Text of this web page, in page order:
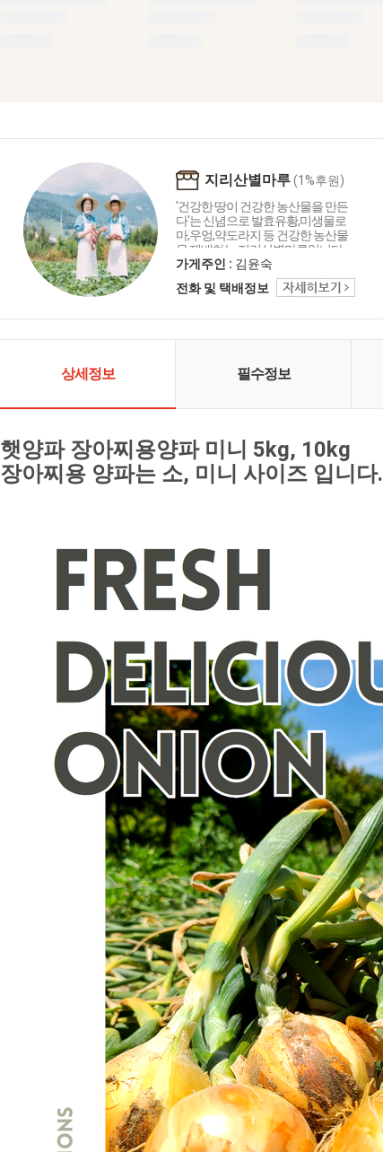
지리산별마루(1%후원)
'건강한 땅이 건강한 농산물을 만든
다'는 신념으로 발효유황,미생물로
마,우엉,약도라지 등 건강한 농산물
을 재배하는 지리산별마루입니다.
가게주인 : 김윤숙
전화 및 택배정보
상세정보 필수정보
햇양파 장아찌용양파 미니 5kg, 10kg
장아찌용 양파는 소, 미니 사이즈 입니다.